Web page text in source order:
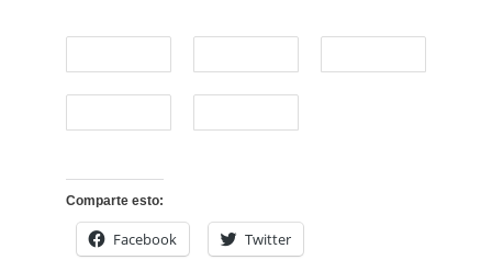
Comparte esto:
Facebook Twitter